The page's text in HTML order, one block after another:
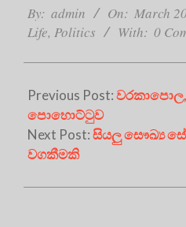
03-
20
By: admin On: March
Life, Politics With: 0
Previous Post:
පොහොට්ටුව
Next Post:සියලු සෞඛ්‍ය
වගකීමකි